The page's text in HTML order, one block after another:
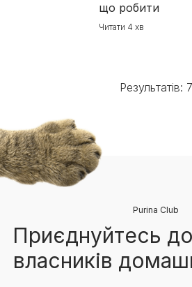
що робити
Читати 4 хв
Результатів: 7
Purina Club
Приєднуйтесь
власників